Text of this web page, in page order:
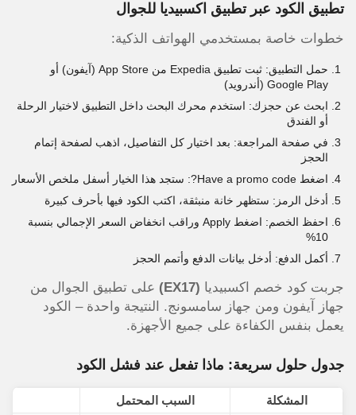
تطبيق الكود عبر تطبيق اكسبيديا للجوال
خطوات خاصة بمستخدمي الهواتف الذكية:
حمل التطبيق: ثبت تطبيق Expedia من App Store (آيفون) أو
Google Play (أندرويد)
ابحث عن حجزك: استخدم محرك البحث داخل التطبيق لاختيار الرحلة
أو الفندق
في صفحة المراجعة: بعد اختيار كل التفاصيل، اذهب لصفحة إتمام
الحجز
اضغط Have a promo code?: ستجد هذا الخيار أسفل ملخص الأسعار
أدخل الرمز: ستظهر خانة منبثقة، اكتب الكود فيها بأحرف كبيرة
احفظ الخصم: اضغط Apply وراقب انخفاض السعر الإجمالي بنسبة
10%
أكمل الدفع: أدخل بيانات الدفع وأتمم الحجز
جربت كود خصم اكسبيديا (EX17)
على تطبيق الجوال من
جهاز آيفون ومن جهاز سامسونج. النتيجة واحدة – الكود
يعمل بنفس الكفاءة على جميع الأجهزة.
جدول حلول سريعة: ماذا تفعل عند فشل الكود
المشكلة
السبب المحتمل